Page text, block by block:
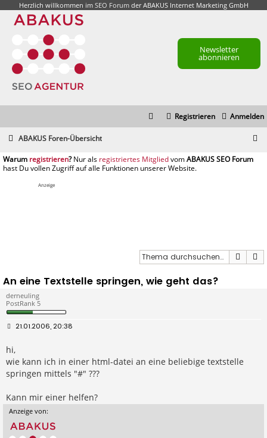
Herzlich willkommen im SEO Forumder ABAKUS Internet Marketing GmbH
Newsletter
abonnieren
Anmelden
Registrieren
ABAKUS Foren-Übersicht
registrieren registriertes Mitglied
Anzeige
Suche
An eine Textstelle springen, wie geht das?
derneuling
PostRank 5
B
t
r
a
g
21.01.2006, 20:38
hi,
wie kann ich in einer html-datei an eine beliebige textstelle
springen mittels "#" ???
Kann mir einer helfen?
Anzeige von: